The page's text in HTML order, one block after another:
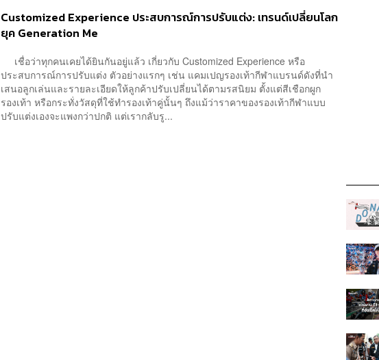
Customized Experience ประสบการณ์การปรับแต่ง: เทรนด์เปลี่ยนโลก
ยุค Generation Me
เชื่อว่าทุกคนเคยได้ยินกันอยู่แล้ว เกี่ยวกับ Customized Experience หรือ
ประสบการณ์การปรับแต่ง ตัวอย่างแรกๆ เช่น แคมเปญรองเท้ากีฬาแบรนด์ดังที่นำ
เสนอลูกเล่นและรายละเอียดให้ลูกค้าปรับเปลี่ยนได้ตามรสนิยม ตั้งแต่สีเชือกผูก
รองเท้า หรือกระทั่งวัสดุที่ใช้ทำรองเท้าคู่นั้นๆ ถึงแม้ว่าราคาของรองเท้ากีฬาแบบ
ปรับแต่งเองจะแพงกว่าปกติ แต่เรากลับรู...